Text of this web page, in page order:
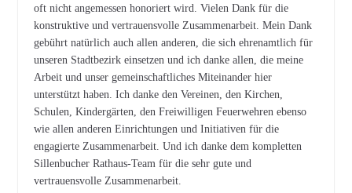
oft nicht angemessen honoriert wird. Vielen Dank für die
konstruktive und vertrauensvolle Zusammenarbeit. Mein Dank
gebührt natürlich auch allen anderen, die sich ehrenamtlich für
unseren Stadtbezirk einsetzen und ich danke allen, die meine
Arbeit und unser gemeinschaftliches Miteinander hier
unterstützt haben. Ich danke den Vereinen, den Kirchen,
Schulen, Kindergärten, den Freiwilligen Feuerwehren ebenso
wie allen anderen Einrichtungen und Initiativen für die
engagierte Zusammenarbeit. Und ich danke dem kompletten
Sillenbucher Rathaus-Team für die sehr gute und
vertrauensvolle Zusammenarbeit.